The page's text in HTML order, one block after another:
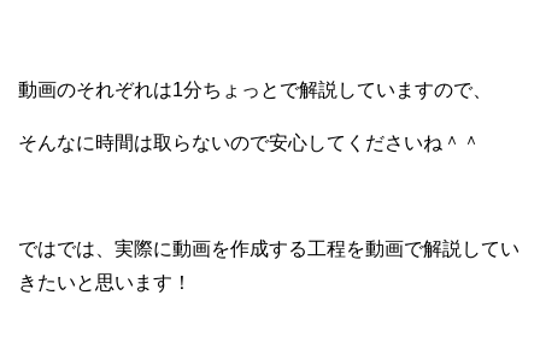
動画のそれぞれは1分ちょっとで解説していますので、
そんなに時間は取らないので安心してくださいね＾＾
ではでは、実際に動画を作成する工程を動画で解説してい
きたいと思います！